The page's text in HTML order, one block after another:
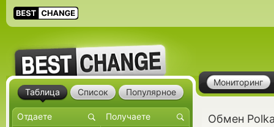
Мониторинг
Обмен
Таблица Список Популярное